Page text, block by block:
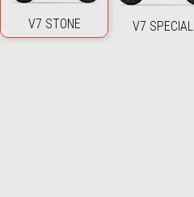
V7 STONE V7 SPECIAL